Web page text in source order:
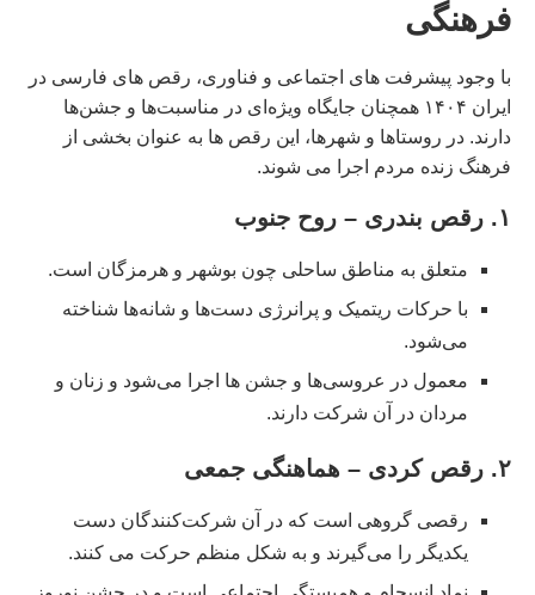
فرهنگی
با وجود پیشرفت‌ های اجتماعی و فناوری، رقص‌ های فارسی در
ایران ۱۴۰۴ همچنان جایگاه ویژه‌ای در مناسبت‌ها و جشن‌ها
دارند. در روستاها و شهرها، این رقص‌ ها به عنوان بخشی از
فرهنگ زنده مردم اجرا می‌ شوند.
۱. رقص بندری – روح جنوب
متعلق به مناطق ساحلی چون بوشهر و هرمزگان است.
با حرکات ریتمیک و پرانرژی دست‌ها و شانه‌ها شناخته
می‌شود.
معمول در عروسی‌ها و جشن‌ ها اجرا می‌شود و زنان و
مردان در آن شرکت دارند.
۲. رقص کردی – هماهنگی جمعی
رقصی گروهی است که در آن شرکت‌کنندگان دست
یکدیگر را می‌گیرند و به شکل منظم حرکت می‌ کنند.